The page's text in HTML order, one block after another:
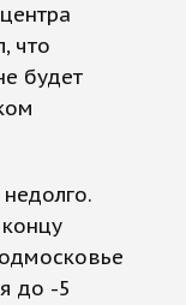
что
будет
до -5